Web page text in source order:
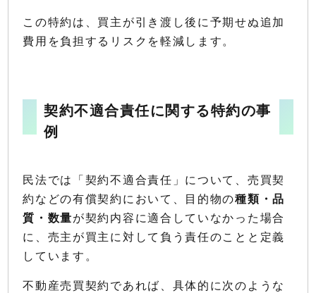
この特約は、買主が引き渡し後に予期せぬ追加
費用を負担するリスクを軽減します。
契約不適合責任に関する特約の事
例
民法では「契約不適合責任」について、売買契
約などの有償契約において、目的物の種類・品
質・数量が契約内容に適合していなかった場合
に、売主が買主に対して負う責任のことと定義
しています。
不動産売買契約であれば、具体的に次のような